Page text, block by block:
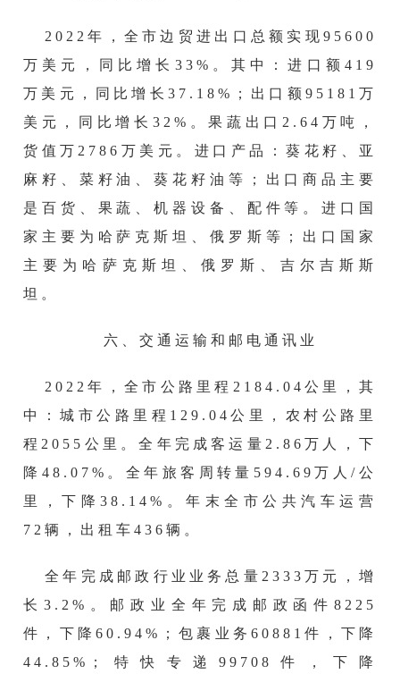
2022年，全市边贸进出口总额实现 95600
万美元，同比增长 33 %。其中：进口额 419
万美元，同比增长 37.18 %；出口额 95181 万
美元，同比增长 32 %。果蔬出口 2.64万 吨，
货值万 2786万 美元 。 进口产品：葵花籽、亚
麻籽、菜籽油、葵花籽油等
；出口商品主要
是百货、果蔬、机器设备、配件等。进口国
家主要为哈萨克斯坦、 俄罗斯等
；出口国家
主要为哈萨克斯坦、俄罗斯、 吉尔吉斯斯
坦 。
六、交通运输和邮电通讯业
202 2年，全市公路里程 2184.04 公里，其
中：城市公路里程 129.04 公里，农村公路里
程 2055 公里。全年完成客运量 2.86 万人，下
降 48.07 %。全年旅客周转量 594.69 万人/公
里，下降38.14%。年末全市公共汽车运营
72辆，出租车436辆。
全年完成邮政行业业务总量 2333 万元， 增
长 3.2 %。邮政业全年完成邮政函件 8225
件，下降 60.94 %；包裹业务60881件，下降
44.85%；特快专递99708 件，下降